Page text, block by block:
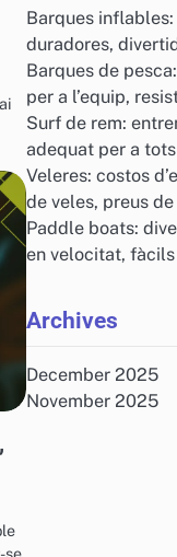
se
Barques
duradores,
Barques de
per a l’equip,
Surf de rem:
adequat per a tots
Veleres: costos
de veles, preus
Paddle boats:
en velocitat, fàcils
Archives
December 2025
November 2025